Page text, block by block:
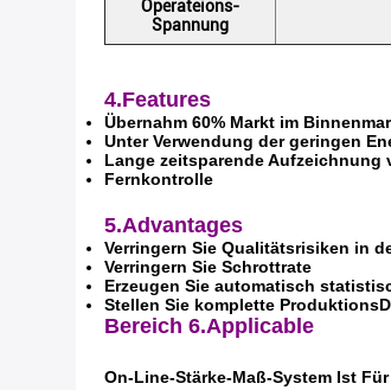
Operateions-
Spannung
4.Features
Übernahm 60% Markt im
Unter Verwendung der geringen
Lange zeitsparende Aufzeichnung
Fernkontrolle
5.Advantages
Verringern Sie Qualitätsrisiken in
Verringern Sie Schrottrate
Erzeugen Sie automatisch
Stellen Sie komplette
Bereich 6.Applicable
On-Line-Stärke-Maß-System Ist